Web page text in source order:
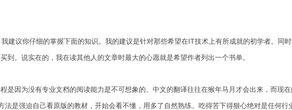
建议你仔细的掌握下面的知识。我的建议是针对那些希望在IT技术上有所成就的初学者。同
到。说实在的，我在读其他人的文章时最大的心愿就是希望作者列出一个书单。
是因为没有专业文档的阅读能力是不可想象的。中文的翻译往往在猴年马月才会出来，而现
法是强迫自己看原版的教材，开始会看不懂，用多了自然熟练。吃得苦下得狠心绝对是任何行